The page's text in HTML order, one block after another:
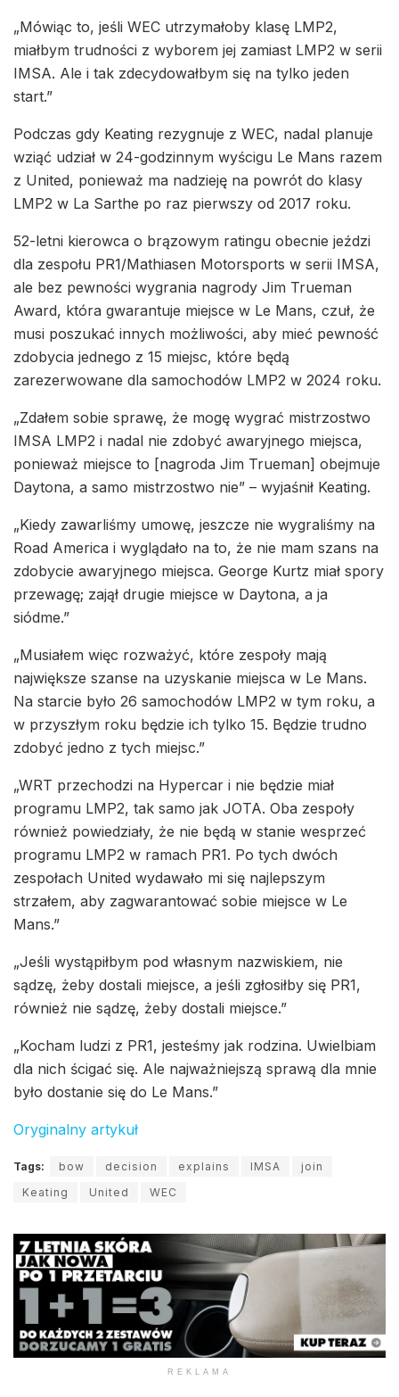
„Mówiąc to, jeśli WEC utrzymałoby klasę LMP2,
miałbym trudności z wyborem jej zamiast LMP2 w serii
IMSA. Ale i tak zdecydowałbym się na tylko jeden
start.”
Podczas gdy Keating rezygnuje z WEC, nadal planuje
wziąć udział w 24-godzinnym wyścigu Le Mans razem
z United, ponieważ ma nadzieję na powrót do klasy
LMP2 w La Sarthe po raz pierwszy od 2017 roku.
52-letni kierowca o brązowym ratingu obecnie jeździ
dla zespołu PR1/Mathiasen Motorsports w serii IMSA,
ale bez pewności wygrania nagrody Jim Trueman
Award, która gwarantuje miejsce w Le Mans, czuł, że
musi poszukać innych możliwości, aby mieć pewność
zdobycia jednego z 15 miejsc, które będą
zarezerwowane dla samochodów LMP2 w 2024 roku.
„Zdałem sobie sprawę, że mogę wygrać mistrzostwo
IMSA LMP2 i nadal nie zdobyć awaryjnego miejsca,
ponieważ miejsce to [nagroda Jim Trueman] obejmuje
Daytona, a samo mistrzostwo nie” – wyjaśnił Keating.
„Kiedy zawarliśmy umowę, jeszcze nie wygraliśmy na
Road America i wyglądało na to, że nie mam szans na
zdobycie awaryjnego miejsca. George Kurtz miał spory
przewagę; zajął drugie miejsce w Daytona, a ja
siódme.”
„Musiałem więc rozważyć, które zespoły mają
największe szanse na uzyskanie miejsca w Le Mans.
Na starcie było 26 samochodów LMP2 w tym roku, a
w przyszłym roku będzie ich tylko 15. Będzie trudno
zdobyć jedno z tych miejsc.”
„WRT przechodzi na Hypercar i nie będzie miał
programu LMP2, tak samo jak JOTA. Oba zespoły
również powiedziały, że nie będą w stanie wesprzeć
programu LMP2 w ramach PR1. Po tych dwóch
zespołach United wydawało mi się najlepszym
strzałem, aby zagwarantować sobie miejsce w Le
Mans.”
„Jeśli wystąpiłbym pod własnym nazwiskiem, nie
sądzę, żeby dostali miejsce, a jeśli zgłosiłby się PR1,
również nie sądzę, żeby dostali miejsce.”
„Kocham ludzi z PR1, jesteśmy jak rodzina. Uwielbiam
dla nich ścigać się. Ale najważniejszą sprawą dla mnie
było dostanie się do Le Mans.”
Oryginalny artykuł
Tags: bow decision explains IMSA
join
Keating
United WEC
REKLAMA